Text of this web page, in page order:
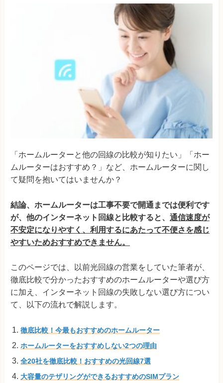
「ホームルーターと他の回線の比較が知りたい」「ホー
ムルーターはおすすめ？」など、ホームルーターに関し
て疑問を抱いてはいませんか？
結論、ホームルーターは工事不要で開通までは便利です
が、他のインターネット回線と比較すると、 通信速度が
不安定になりやすく、利用するにあたって不便さを感じ
やすいためおすすめできません。
このページでは、以前光回線の営業をしていた筆者が、
徹底比較で分かったおすすめのホームルーターや選び方
に加え、インターネット回線の失敗しない選び方につい
て、以下の流れで解説します。
徹底比較！今最もおすすめのホームルーター
ホームルーターをおすすめしない2つの理由
全20社を徹底比較！おすすめの光回線7選
大容量のテザリングができるおすすめのSIMプラン